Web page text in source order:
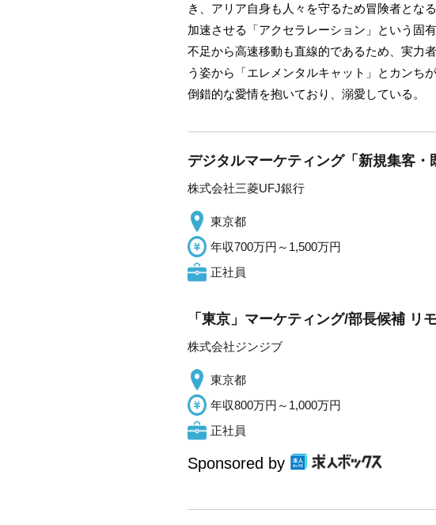
き、アリア自身も人々を守るため冒険者とな
加速させる「アクセラレーション」という固
不足から高速移動も直線的であるため、実力
う姿から「エレメンタルキャット」とカンち
倒錯的な愛情を抱いており、溺愛している。
デジタルマーケティング「新規集客・
株式会社三菱UFJ銀行
東京都
年収700万円～1,500万円
正社員
「東京」マーケティング/部長候補 リ
株式会社ジンジブ
東京都
年収800万円～1,000万円
正社員
Sponsored by